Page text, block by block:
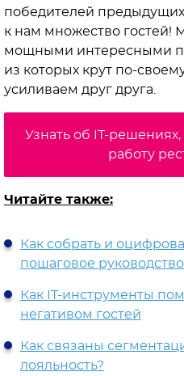
победителей
к нам множество гостей!
мощными интересными
из которых крут по-
усиливаем друг друга.
Узнать об IT-
работу
Читайте также:
Как собрать и
пошаговое руководство
Как IT-инструменты
негативом гостей
Как связаны
лояльность?